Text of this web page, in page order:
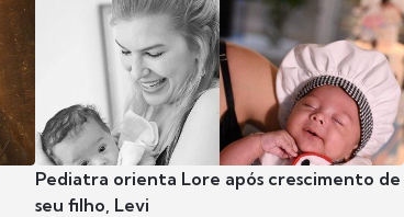
Pediatra orienta Lore após crescimento de
seu filho, Levi